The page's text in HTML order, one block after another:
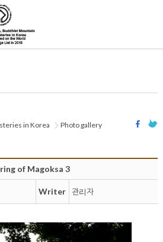
in Korea Photo gallery
of Magoksa 3
Writer 관리자